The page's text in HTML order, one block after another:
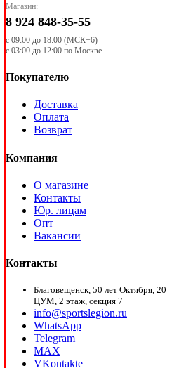
Магазин:
8 924 848-35-55
с 09:00 до 18:00 (МСК+6)
с 03:00 до 12:00 по Москве
Покупателю
Доставка
Оплата
Возврат
Компания
О магазине
Контакты
Юр. лицам
Опт
Вакансии
Контакты
Благовещенск, 50 лет Октября, 20
ЦУМ, 2 этаж, секция 7
info@sportslegion.ru
WhatsApp
Telegram
MAX
VKontakte